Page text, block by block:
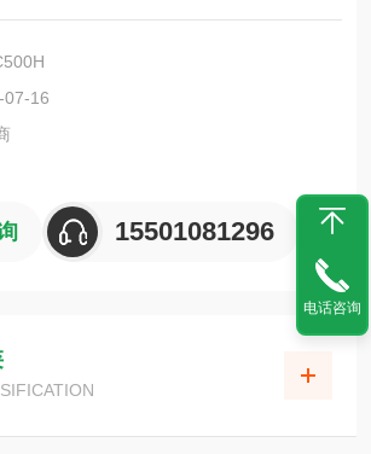
持能力的制动电机、实现低噪音的减速装
置，适用于各种应用场景。标配可户外使用
）。
07-16
15501081296
电话咨询